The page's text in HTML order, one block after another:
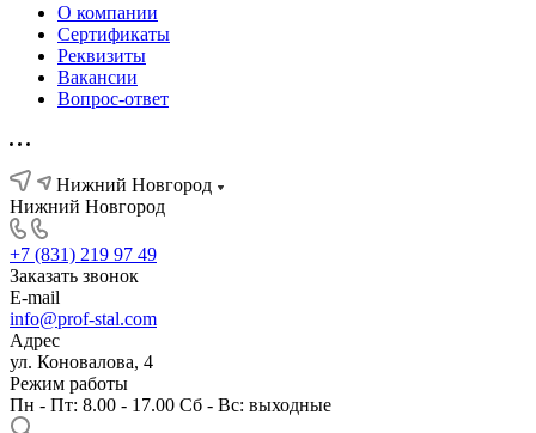
О компании
Сертификаты
Реквизиты
Вакансии
Вопрос-ответ
Нижний Новгород
Нижний Новгород
+7 (831) 219 97 49
Заказать звонок
E-mail
info@prof-stal.com
Адрес
ул. Коновалова, 4
Режим работы
Пн - Пт: 8.00 - 17.00 Сб - Вс: выходные